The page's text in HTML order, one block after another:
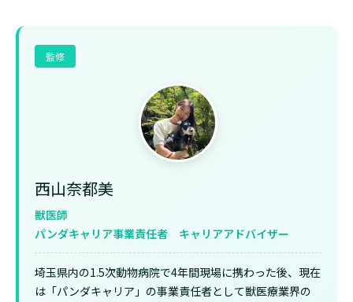
監修
西山奈都美
獣医師
パンダキャリア事業責任者 キャリアアドバイザー
埼玉県内の1.5次動物病院で4年間現場に携わった後、現在
は「パンダキャリア」の事業責任者として獣医療業界の